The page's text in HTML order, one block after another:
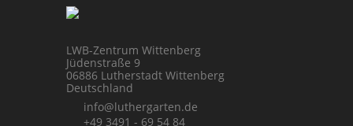
LWB-Zentrum Wittenberg
Jüdenstraße 9
06886 Lutherstadt Wittenberg
Deutschland
info@luthergarten.de
+49 3491 - 69 54 84